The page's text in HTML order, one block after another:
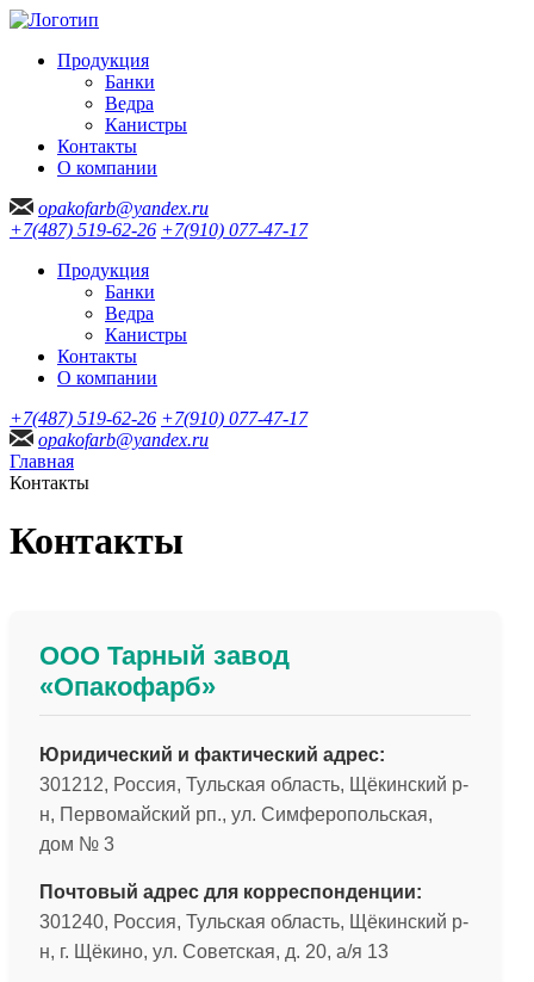
Продукция
Банки
Ведра
Канистры
Контакты
О компании
opakofarb@yandex.ru
+7(487) 519-62-26 +7(910) 077-47-17
Продукция
Банки
Ведра
Канистры
Контакты
О компании
+7(487) 519-62-26 +7(910) 077-47-17
opakofarb@yandex.ru
Главная
Контакты
Контакты
ООО Тарный завод
«Опакофарб»
Юридический и фактический адрес:
301212, Россия, Тульская область, Щёкинский р-
н, Первомайский рп., ул. Симферопольская,
дом № 3
Почтовый адрес для корреспонденции:
301240, Россия, Тульская область, Щёкинский р-
н, г. Щёкино, ул. Советская, д. 20, а/я 13